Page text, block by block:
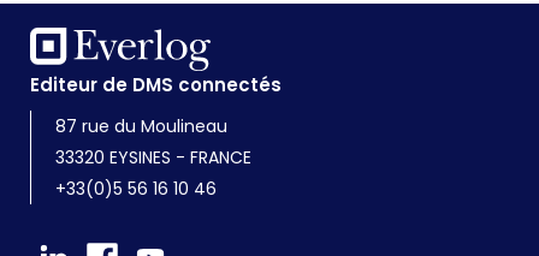
Editeur de DMS connectés
87 rue du Moulineau
33320 EYSINES - FRANCE
+33(0)5 56 16 10 46